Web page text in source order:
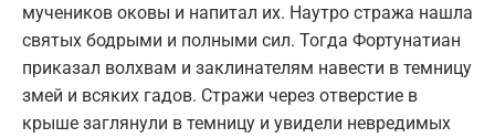
мучеников оковы и напитал их. Наутро стража нашла
святых бодрыми и полными сил. Тогда Фортунатиан
приказал волхвам и заклинателям навести в темницу
змей и всяких гадов. Стражи через отверстие в
крыше заглянули в темницу и увидели невредимых